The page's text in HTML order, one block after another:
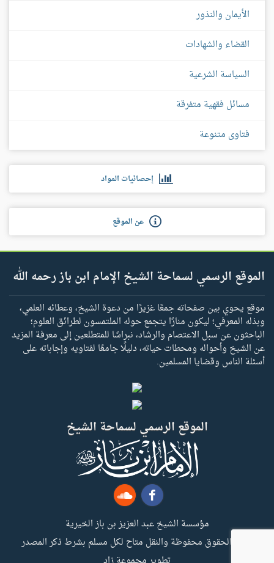
الأيمان والنذور
القضاء والشهادات
السياسة الشرعية
مسائل فقهية متفرقة
فتاوى متنوعة
إحصائيات المواد
عن الموقع
الموقع الرسمي لسماحة الشيخ الإمام ابن باز رحمه الله
موقع يحوي بين صفحاته جمعًا غزيرًا من دعوة الشيخ، وعطائه العلمي،
وبذله المعرفي؛ ليكون منارًا يتجمع حوله الملتمسون لطرائق العلوم؛
الباحثون عن سبل الاعتصام والرشاد، نبراسًا للمتطلعين إلى معرفة المزيد
عن الشيخ وأحواله ومحطات حياته، دليلًا جامعًا لفتاويه وإجاباته على
أسئلة الناس وقضايا المسلمين.
الموقع الرسمي لسماحة الشيخ
مؤسسة الشيخ عبد العزيز بن باز الخيرية
جميع الحقوق محفوظة والنقل متاح لكل مسلم بشرط ذكر المصدر